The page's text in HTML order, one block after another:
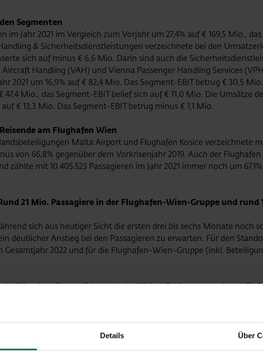
Details Über
Segmenten
im Jahr 2021 im Vergleich zum Vorjahr um 27,4% auf € 169,5 Mio.,
& Sicherheitsdienstleistungen verzeichnete bei den
sich auf minus € 6,6 Mio. Darin sind auch die
Handling (VAH) und Vienna Passenger Handling Services
2021 um 16,9% auf € 82,4 Mio. Das Segment-EBIT betrug € 30,5
47,4 Mio., das Segment-EBIT belief sich auf € 11,0 Mio. Die Umsätze
auf € 13,3 Mio. Das Segment-EBIT betrug minus € 1,1 Mio.
am Flughafen Wien
Malta Airport und Flughafen Kosice verzeichnete
von 66,8% gegenüber dem Vorkrisenjahr 2019. Auch der
zählte mit 10.405.523 Passagieren im Jahr 2021 immer noch um
21 Mio. Passagiere in der Flughafen-Wien-Gruppe und rund
sich aus heutiger Sicht die ersten drei bis sechs Monate noch
deutlicher Anstieg bei den Passagieren zu erwarten. Für den
Gesamtjahr 2022 und für die Flughafen-Wien-Gruppe (inkl.
Krise dank ihrer soliden wirtschaftlichen Basis gut gemeistert, für
EBITDA von zumindest € 172 Mio. und ein positives
des Unternehmens wird voraussichtlich auf unter
bei rund € 84 Mio. liegen.
März: Neugestalteter und hochmoderner Terminal 2 und